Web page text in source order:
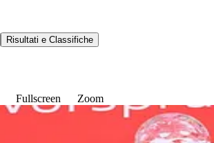
Risultati e Classifiche
Fullscreen Zoom